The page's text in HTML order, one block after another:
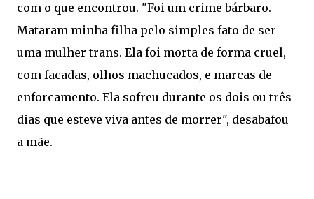
com o que encontrou. "Foi um crime bárbaro.
Mataram minha filha pelo simples fato de ser
uma mulher trans. Ela foi morta de forma cruel,
com facadas, olhos machucados, e marcas de
enforcamento. Ela sofreu durante os dois ou três
dias que esteve viva antes de morrer", desabafou
a mãe.